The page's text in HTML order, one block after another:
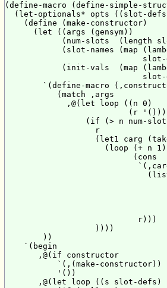
(define-macro (define-simple-
(let-optionals* opts ((slot-
    (define (make-constructor)
      (let ((args (gensym))
(num-slots  (length
(slot-names (map
(init-vals  (map
`(define-macro
           (match ,args
             ,@(let loop ((n 0)
                          (r '()))
(if (> n num-
                   r
(let1 carg
                     (loop (+ n 1)
                           (cons
                            r)))
                   ))))
        ))
    `(begin
       ,@(if constructor
           `(,(make-constructor))
           '())
,@(let loop ((s slot-defs)